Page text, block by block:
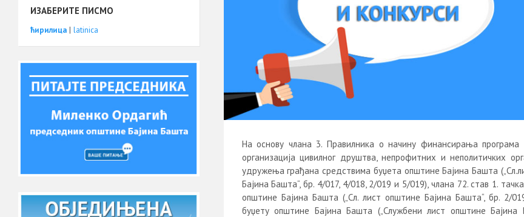
На основу члана 3. Правилника о начину финансирања програма
организација цивилног друштва, непрофитних и неполитичких
удружења грађана средствима буџета општине Бајина Башта
Бајина Башта“, бр. 4/017, 4/018, 2/019 и 5/019), члана 72. став 1.
општине Бајина Башта („Сл. лист општине Бајина Башта“, бр. 2/
буџету општине Бајина Башта („Службени лист општине Бајина
ИЗАБЕРИТЕ ПИСМО
ћирилица | latinica